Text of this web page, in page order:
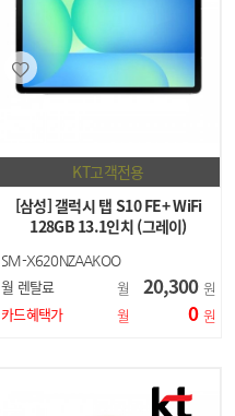
KT고객전용
[삼성] 갤럭시 탭 S10 FE+ WiFi
128GB 13.1인치 (그레이)
SM-X620NZAAKOO
월 렌탈료 월 20,300 원
카드혜택가
월 0 원